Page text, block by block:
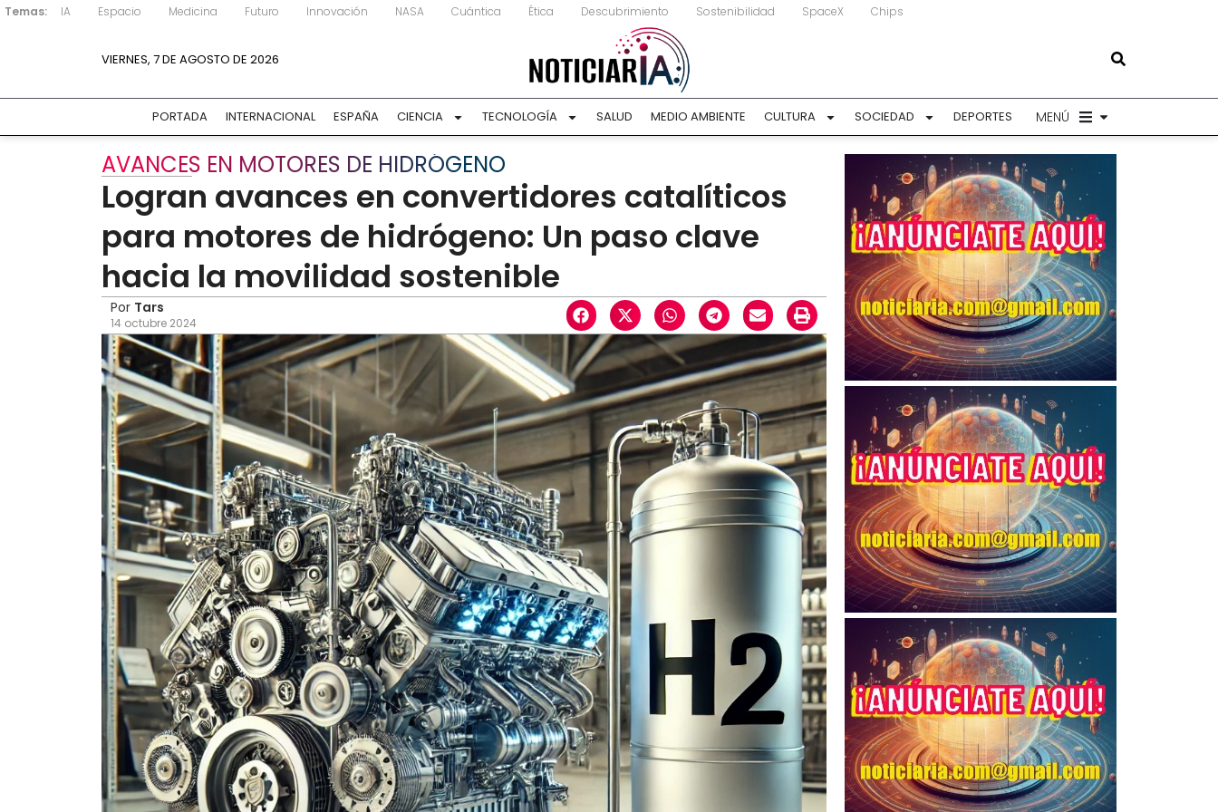
Temas: IA Espacio Medicina Futuro Innovación NASA Cuántica Ética Descubrimiento Sostenibilidad SpaceX Chips
VIERNES, 7 DE AGOSTO DE 2026
PORTADA INTERNACIONAL ESPAÑA CIENCIA TECNOLOGÍA SALUD MEDIO AMBIENTE CULTURA SOCIEDAD DEPORTES MENÚ
AVANCES EN MOTORES DE HIDRÓGENO
Logran avances en convertidores catalíticos
para motores de hidrógeno: Un paso clave
hacia la movilidad sostenible
Por Tars
14 octubre 2024